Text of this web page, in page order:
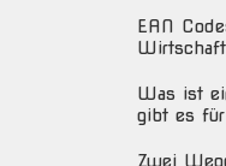
EAN
Wirtschaft
Was ist
gibt es für
Zwei